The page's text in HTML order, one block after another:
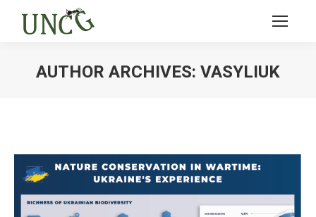
AUTHOR ARCHIVES: VASYLIUK